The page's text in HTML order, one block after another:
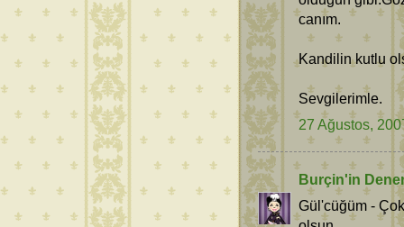
canım.
Kandilin kutlu
Sevgilerimle.
27 Ağustos,
Burçin'in
Gül'cüğüm -